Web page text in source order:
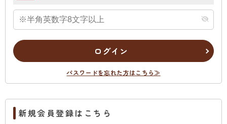
ログイン
パスワードを忘れた方はこちら≫
新規会員登録はこちら